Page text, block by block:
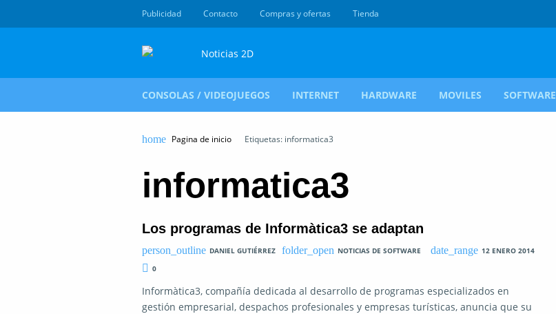
Publicidad Contacto Compras y ofertas Tienda
CONSOLAS / VIDEOJUEGOS INTERNET HARDWARE MOVILES SOFTWARE
Pagina de inicio Etiquetas: informatica3
informatica3
Los programas de Informàtica3 se adaptan
DANIEL GUTIÉRREZ NOTICIAS DE SOFTWARE
12 ENERO 2014
0
Informàtica3, compañía dedicada al desarrollo de programas especializados en
gestión empresarial, despachos profesionales y empresas turísticas, anuncia que su